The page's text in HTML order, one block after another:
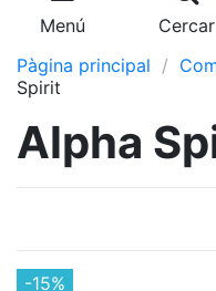
Menú Cercar
Pàgina principal
Spirit
Alpha
-15%